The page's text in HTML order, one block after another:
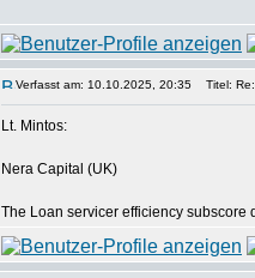
Verfasst am: 10.10.2025, 20:35 Titel: Re:
Lt. Mintos:
Nera Capital (UK)
The Loan servicer efficiency subscore